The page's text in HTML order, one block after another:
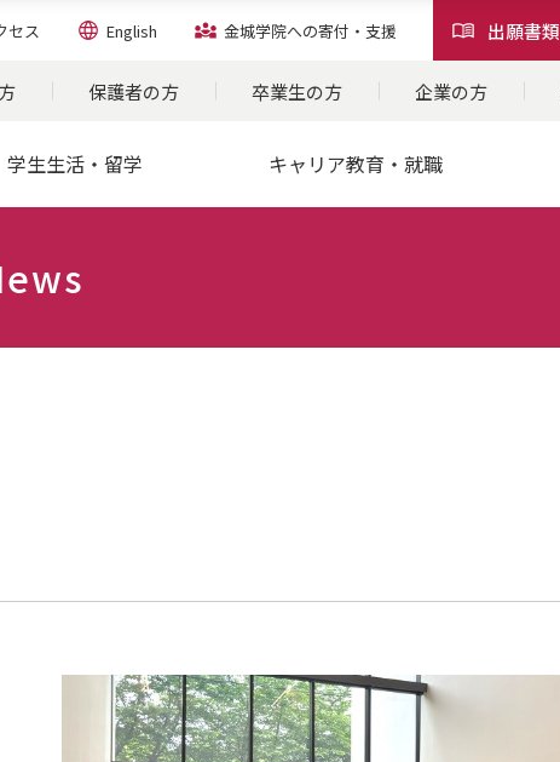
出願書類
セス English 金城学院への寄付・支援
保護者の方 卒業生の方 企業の方
学生生活・留学 キャリア教育・就職